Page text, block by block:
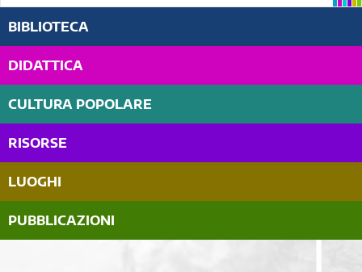
BIBLIOTECA
DIDATTICA
CULTURA POPOLARE
RISORSE
LUOGHI
PUBBLICAZIONI